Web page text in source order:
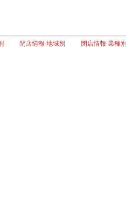
閉店情報-地域別 閉店情報-業種別